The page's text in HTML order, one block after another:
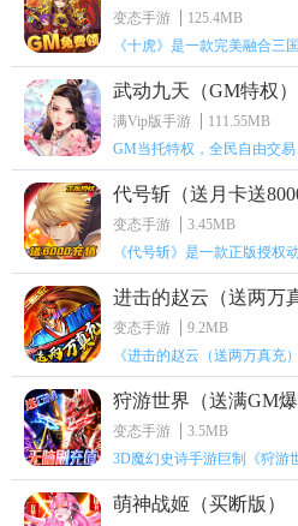
变态手游
125.4MB
《十虎》是一款完美融合三
武动九天（GM特权）
满Vip版手游
111.55MB
GM当托特权，全民自由交易
代号斩（送月卡送
变态手游
3.45MB
进击的赵云（送两万
变态手游
9.2MB
《进击的赵云（送两万真充
狩游世界（送满GM爆
变态手游
3.5MB
3D魔幻史诗手游巨制《狩游
萌神战姬（买断版）